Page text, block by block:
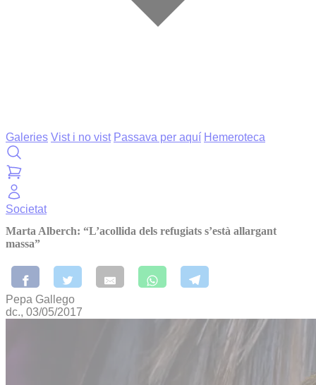
Galeries Vist i no vist Passava per aquí Hemeroteca
Societat
Marta Alberch: “L’acollida dels refugiats s’està allargant
massa”
Pepa Gallego
dc., 03/05/2017